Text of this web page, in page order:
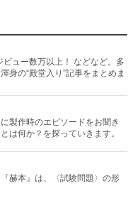
ュー数万以上！ などなど。多
身の“殿堂入り”記事をまとめま
製作時のエピソードをお聞き
は何か？を探っていきます。
赫本』は、〈試験問題〉の形